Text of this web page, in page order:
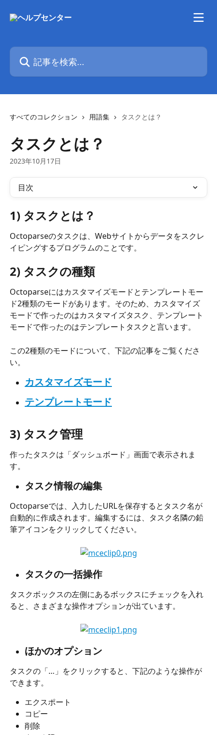
記事を検索...
すべてのコレクション 用語集 タスクとは？
タスクとは？
2023年10月17日
目次
1) タスクとは？
Octoparseのタスクは、Webサイトからデータをスクレ
イピングするプログラムのことです。
2) タスクの種類
Octoparseにはカスタマイズモードとテンプレートモー
ド2種類のモードがあります。そのため、カスタマイズ
モードで作ったのはカスタマイズタスク、テンプレート
モードで作ったのはテンプレートタスクと言います。
この2種類のモードについて、下記の記事をご覧くださ
い。
カスタマイズモード
テンプレートモード
3) タスク管理
作ったタスクは「ダッシュボード」画面で表示されま
す。
タスク情報の編集
Octoparseでは、入力したURLを保存するとタスク名が
自動的に作成されます。編集するには、タスク名隣の鉛
筆アイコンをクリックしてください。
タスクの一括操作
タスクボックスの左側にあるボックスにチェックを入れ
ると、さまざまな操作オプションが出ています。
ほかのオプション
タスクの「…」をクリックすると、下記のような操作が
できます。
エクスポート
コピー
削除